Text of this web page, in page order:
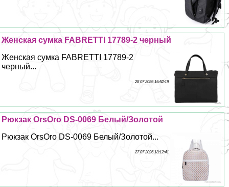
Женская сумка FABRETTI 17789-2 черный
Женская сумка FABRETTI 17789-2
черный...
28 07 2026 16:52:19
Рюкзак OrsOro DS-0069 Белый/Золотой
Рюкзак OrsOro DS-0069 Белый/Золотой...
27 07 2026 18:12:41